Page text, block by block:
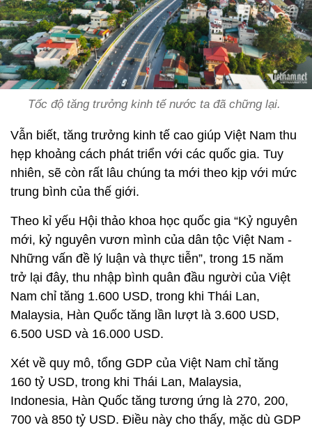
Tốc độ tăng trưởng kinh tế nước ta đã chững lại.
Vẫn biết, tăng trưởng kinh tế cao giúp Việt Nam thu
hẹp khoảng cách phát triển với các quốc gia. Tuy
nhiên, sẽ còn rất lâu chúng ta mới theo kịp với mức
trung bình của thế giới.
Theo kỉ yếu Hội thảo khoa học quốc gia “Kỷ nguyên
mới, kỷ nguyên vươn mình của dân tộc Việt Nam -
Những vấn đề lý luận và thực tiễn”, trong 15 năm
trở lại đây, thu nhập bình quân đầu người của Việt
Nam chỉ tăng 1.600 USD, trong khi Thái Lan,
Malaysia, Hàn Quốc tăng lần lượt là 3.600 USD,
6.500 USD và 16.000 USD.
Xét về quy mô, tổng GDP của Việt Nam chỉ tăng
160 tỷ USD, trong khi Thái Lan, Malaysia,
Indonesia, Hàn Quốc tăng tương ứng là 270, 200,
700 và 850 tỷ USD. Điều này cho thấy, mặc dù GDP